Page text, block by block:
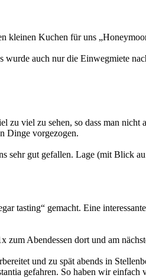
kleinen Kuchen für uns
auch nur die Einwegmiete
viel zu sehen, so dass man
Dinge vorgezogen.
sehr gut gefallen. Lage (mit Blick
tasting“ gemacht. Eine
Abendessen dort und am
und zu spät abends in
gefahren. So haben wir